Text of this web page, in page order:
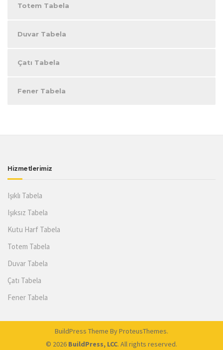
Totem Tabela
Duvar Tabela
Çatı Tabela
Fener Tabela
Hizmetlerimiz
Işıklı Tabela
Işıksız Tabela
Kutu Harf Tabela
Totem Tabela
Duvar Tabela
Çatı Tabela
Fener Tabela
BuildPress Theme By ProteusThemes.
© 2026 BuildPress, LCC. All rights reserved.